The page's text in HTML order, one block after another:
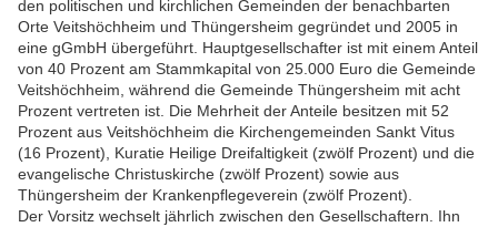
den politischen und kirchlichen Gemeinden der benachbarten
Orte Veitshöchheim und Thüngersheim gegründet und 2005 in
eine gGmbH übergeführt. Hauptgesellschafter ist mit einem Anteil
von 40 Prozent am Stammkapital von 25.000 Euro die Gemeinde
Veitshöchheim, während die Gemeinde Thüngersheim mit acht
Prozent vertreten ist. Die Mehrheit der Anteile besitzen mit 52
Prozent aus Veitshöchheim die Kirchengemeinden Sankt Vitus
(16 Prozent), Kuratie Heilige Dreifaltigkeit (zwölf Prozent) und die
evangelische Christuskirche (zwölf Prozent) sowie aus
Thüngersheim der Krankenpflegeverein (zwölf Prozent).
Der Vorsitz wechselt jährlich zwischen den Gesellschaftern. Ihn